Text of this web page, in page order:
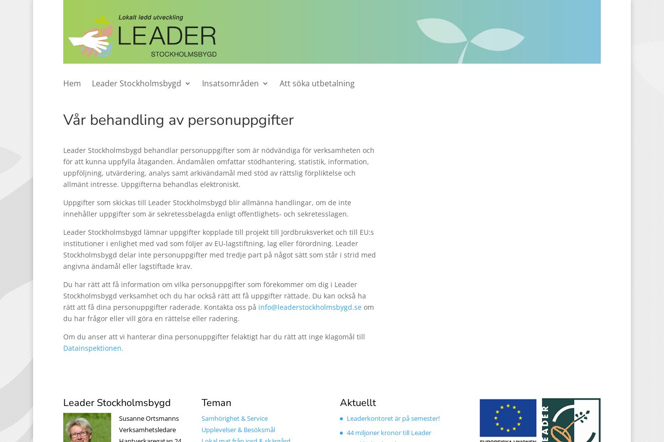
Hem Leader Stockholmsbygd Insatsområden Att söka utbetalning
Vår behandling av personuppgifter
Leader Stockholmsbygd behandlar personuppgifter som är nödvändiga för verksamheten och
för att kunna uppfylla åtaganden. Ändamålen omfattar stödhantering, statistik, information,
uppföljning, utvärdering, analys samt arkivändamål med stöd av rättslig förpliktelse och
allmänt intresse. Uppgifterna behandlas elektroniskt.
Uppgifter som skickas till Leader Stockholmsbygd blir allmänna handlingar, om de inte
innehåller uppgifter som är sekretessbelagda enligt offentlighets- och sekretesslagen.
Leader Stockholmsbygd lämnar uppgifter kopplade till projekt till Jordbruksverket och till EU:s
institutioner i enlighet med vad som följer av EU-lagstiftning, lag eller förordning. Leader
Stockholmsbygd delar inte personuppgifter med tredje part på något sätt som står i strid med
angivna ändamål eller lagstiftade krav.
Du har rätt att få information om vilka personuppgifter som förekommer om dig i Leader
Stockholmsbygd verksamhet och du har också rätt att få uppgifter rättade. Du kan också ha
rätt att få dina personuppgifter raderade. Kontakta oss på info@leaderstockholmsbygd.seom
du har frågor eller vill göra en rättelse eller radering.
Om du anser att vi hanterar dina personuppgifter felaktigt har du rätt att inge klagomål till
Datainspektionen.
Leader Stockholmsbygd
Susanne Ortsmanns
Verksamhetsledare
Teman
Samhörighet & Service
Upplevelser & Besöksmål
Aktuellt
Leaderkontoret är på semester!
44 miljoner kronor till Leader